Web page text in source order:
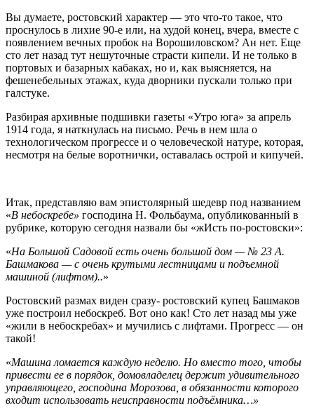
Вы думаете, ростовский характер — это что-то такое, что
проснулось в лихие 90-е или, на худой конец, вчера, вместе с
появлением вечных пробок на Ворошиловском? Ан нет. Еще
сто лет назад тут нешуточные страсти кипели. И не только в
портовых и базарных кабаках, но и, как выясняется, на
фешенебельных этажах, куда дворники пускали только при
галстуке.
Разбирая архивные подшивки газеты «Утро юга» за апрель
1914 года, я наткнулась на письмо. Речь в нем шла о
технологическом прогрессе и о человеческой натуре, которая,
несмотря на белые воротнички, оставалась острой и кипучей.
Итак, представляю вам эпистолярный шедевр под названием
«В небоскребе» господина Н. Фольбаума, опубликованный в
рубрике, которую сегодня назвали бы «жИсть по-ростовски»:
«На Большой Садовой есть очень большой дом — № 23 А.
Башмакова — с очень крутыми лестницами и подъемной
машиной (лифтом)..»
Ростовский размах виден сразу- ростовский купец Башмаков
уже построил небоскреб. Вот оно как! Сто лет назад мы уже
«жили в небоскребах» и мучились с лифтами. Прогресс — он
такой!
«Машина ломается каждую неделю. Но вместо того, чтобы
привести ее в порядок, домовладелец держит удивительного
управляющего, господина Морозова, в обязанности которого
входит использовать неисправности подъёмника…»